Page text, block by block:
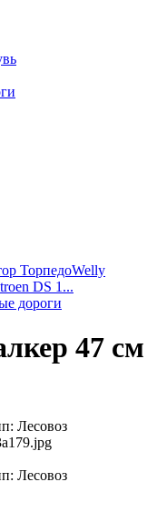
ТорпедоWelly
DS 1...
дороги
47 см
Лесовоз
Лесовоз